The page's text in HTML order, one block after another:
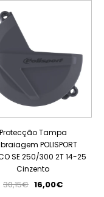
Protecção Tampa
POLISPORT
SE 250/300 2T 14-25
Cinzento
30,15€ 16,00€